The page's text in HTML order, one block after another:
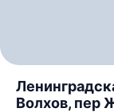
Волхов, пер